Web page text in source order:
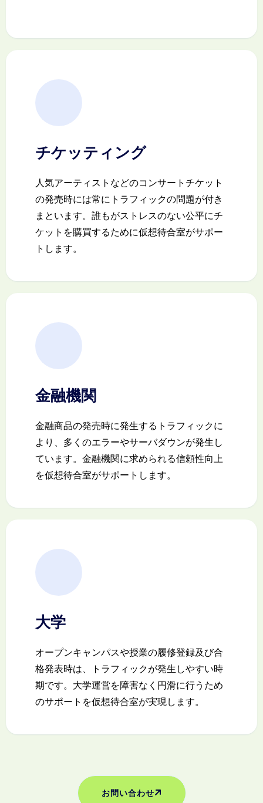
チケッティング
人気アーティストなどのコンサートチケット
の発売時には常にトラフィックの問題が付き
まといます。誰もがストレスのない公平にチ
ケットを購買するために仮想待合室がサポー
トします。
金融機関
金融商品の発売時に発生するトラフィックに
より、多くのエラーやサーバダウンが発生し
ています。金融機関に求められる信頼性向上
を仮想待合室がサポートします。
大学
オープンキャンパスや授業の履修登録及び合
格発表時は、トラフィックが発生しやすい時
期です。大学運営を障害なく円滑に行うため
のサポートを仮想待合室が実現します。
お問い合わせ